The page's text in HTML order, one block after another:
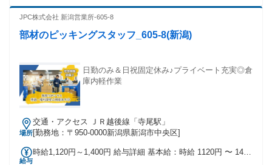
た方 ・コンビニやスーパーなどの販売接客をされていた方 ・
力等の事務をされていた方 ・短期で倉庫内作業をされていた
JPC株式会社 新潟営業所-605-8
部材のピッキングスタッフ_605-8(新潟)
日勤のみ＆日祝固定休み♪プライベート充実◎倉
庫内軽作業
場所
交通・アクセス ＪＲ越後線「寺尾駅」
[勤務地：〒950-0000新潟県新潟市中央区]
給与
時給1,120円～1,400円 給与詳細 基本給：時給 1120円 〜 1400